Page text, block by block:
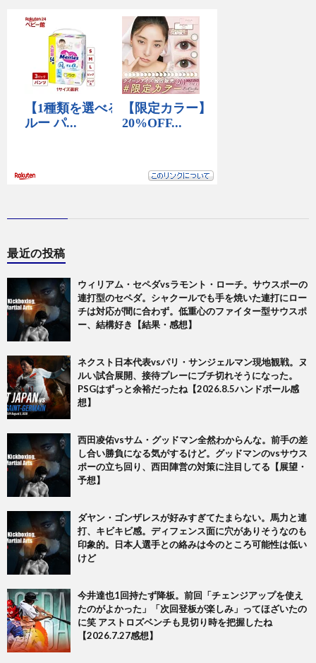
最近の投稿
ウィリアム・セペダvsラモント・ローチ。サウスポーの
連打型のセペダ。シャクールでも手を焼いた連打にロー
チは対応が間に合わず。低重心のファイター型サウスポ
ー、結構好き【結果・感想】
ネクスト日本代表vsパリ・サンジェルマン現地観戦。ヌ
ルい試合展開、接待プレーにブチ切れそうになった。
PSGはずっと余裕だったね【2026.8.5ハンドボール感
想】
西田凌佑vsサム・グッドマン全然わからんな。前手の差
し合い勝負になる気がするけど。グッドマンのvsサウス
ポーの立ち回り、西田陣営の対策に注目してる【展望・
予想】
ダヤン・ゴンザレスが好みすぎてたまらない。馬力と連
打、キビキビ感。ディフェンス面に穴がありそうなのも
印象的。日本人選手との絡みは今のところ可能性は低い
けど
今井達也1回持たず降板。前回「チェンジアップを使え
たのがよかった」「次回登板が楽しみ」ってほざいたの
に笑 アストロズベンチも見切り時を把握したね
【2026.7.27感想】